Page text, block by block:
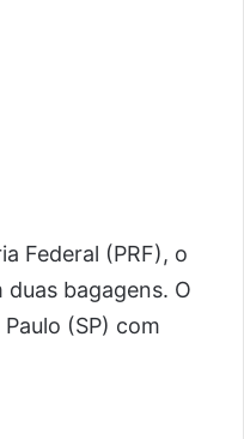
Federal (PRF), o
bagagens. O
(SP) com